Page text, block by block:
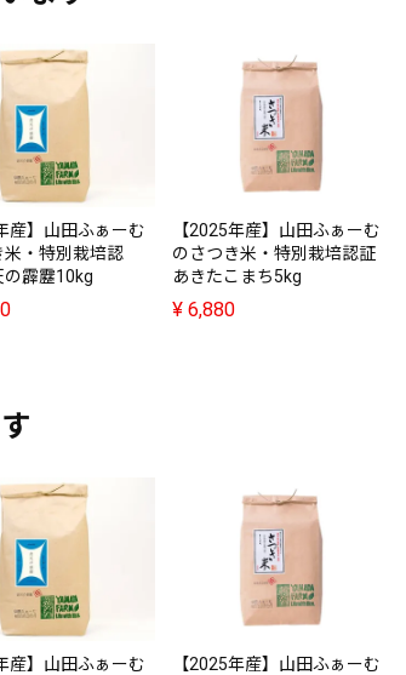
産】山田ふぁーむ
米・特別栽培認
霹靂10kg
【2025年産】山田ふぁーむ
のさつき米・特別栽培認証
あきたこまち5kg
¥ 6,880
産】山田ふぁーむ
【2025年産】山田ふぁーむ